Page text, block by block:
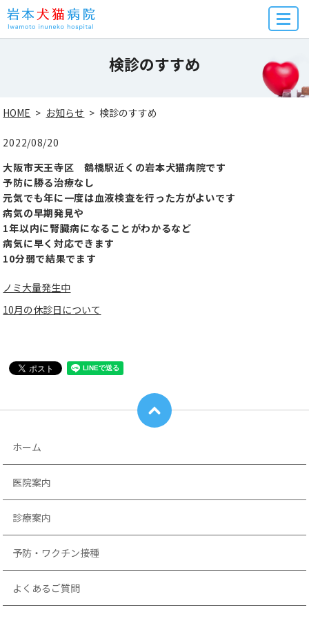
MENU
検診のすすめ
HOME お知らせ 検診のすすめ
2022/08/20
大阪市天王寺区 鶴橋駅近くの岩本犬猫病院です
予防に勝る治療なし
元気でも年に一度は血液検査を行った方がよいです
病気の早期発見や
1年以内に腎臓病になることがわかるなど
病気に早く対応できます
10分弱で結果でます
ノミ大量発生中
10月の休診日について
ホーム
医院案内
診療案内
予防・ワクチン接種
よくあるご質問